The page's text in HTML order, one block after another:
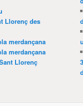
Llorenç des
merdançana
merdançana
Llorenç